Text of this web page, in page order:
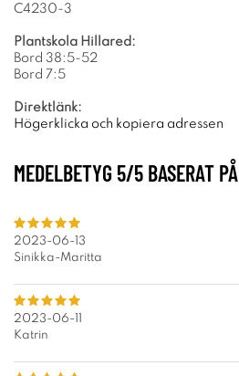
C4230-3
Plantskola Hillared:
Bord 38:5-52
Bord 7:5
Direktlänk:
Högerklicka och kopiera adressen
MEDELBETYG 5/5 BASERAT PÅ
2023-06-13
Sinikka-Maritta
2023-06-11
Katrin